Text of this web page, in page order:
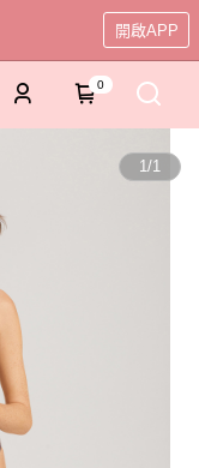
開啟APP
0
1/1